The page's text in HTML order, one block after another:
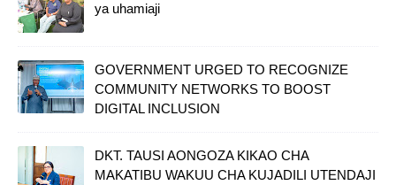
ya uhamiaji
GOVERNMENT URGED TO RECOGNIZE
COMMUNITY NETWORKS TO BOOST
DIGITAL INCLUSION
DKT. TAUSI AONGOZA KIKAO CHA
MAKATIBU WAKUU CHA KUJADILI UTENDAJI